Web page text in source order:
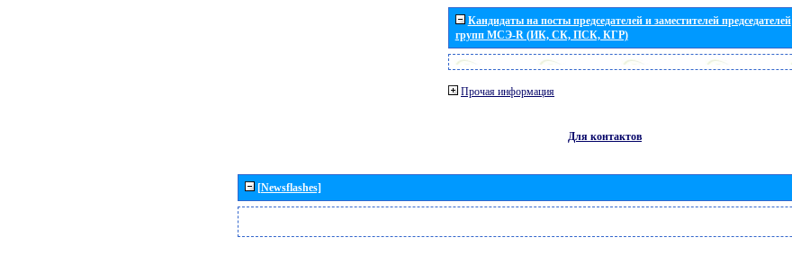
Кандидаты на посты председателей и заместителей председателей
групп МСЭ-R (ИК, СК, ПСК, КГР)
Прочая информация
Для контактов
[Newsflashes]